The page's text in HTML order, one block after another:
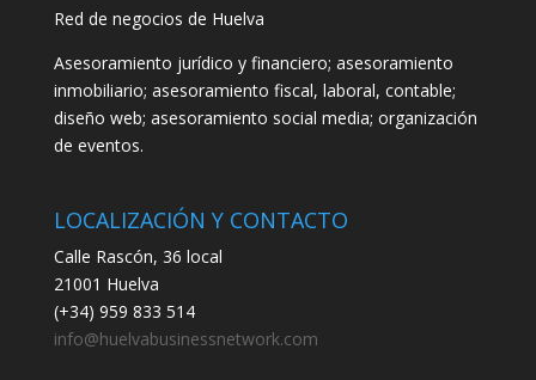
Red de negocios de Huelva
Asesoramiento jurídico y financiero; asesoramiento
inmobiliario; asesoramiento fiscal, laboral, contable;
diseño web; asesoramiento social media; organización
de eventos.
LOCALIZACIÓN Y CONTACTO
Calle Rascón, 36 local
21001 Huelva
(+34) 959 833 514
info@huelvabusinessnetwork.com